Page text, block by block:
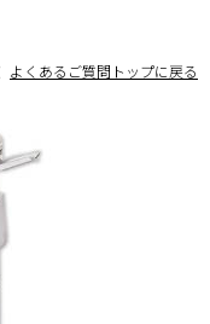
よくあるご質問トップに戻る